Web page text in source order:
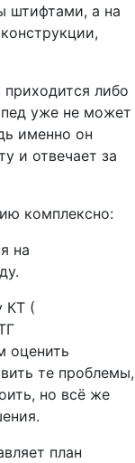
штифтами, а на
либо
уже не может
именно он
и отвечает за
комплексно:
на
КТ (
оценить
те проблемы,
но всё же
план